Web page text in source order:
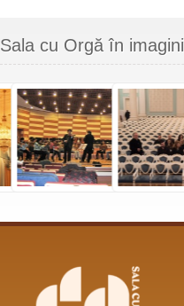
Sala cu Orgă în imagini